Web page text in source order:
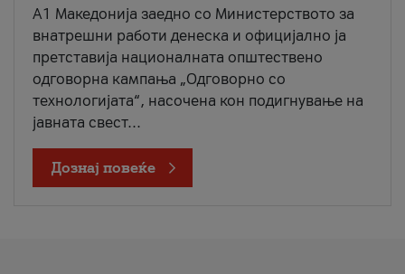
A1 Македонија заедно со Министерството за
внатрешни работи денеска и официјално ја
претставија националната општествено
одговорна кампања „Одговорно со
технологијата“, насочена кон подигнување на
јавната свест...
Дознај повеќе